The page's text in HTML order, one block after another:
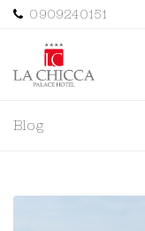
0909240151
Blog